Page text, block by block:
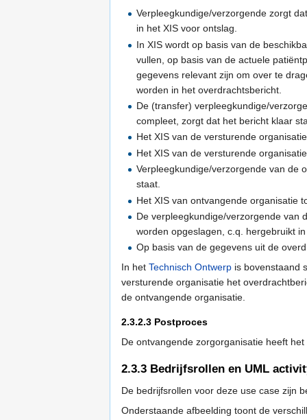
Verpleegkundige/verzorgende zorgt
in het XIS voor ontslag.
In XIS wordt op basis van de
vullen, op basis van de actuele
gegevens relevant zijn om over te
worden in het overdrachtsbericht.
De (transfer) verpleegkundige/
compleet, zorgt dat het bericht klaar
Het XIS van de versturende
Het XIS van de versturende
Verpleegkundige/verzorgende van de
staat.
Het XIS van ontvangende organisatie
De verpleegkundige/verzorgende van
worden opgeslagen, c.q. hergebruikt
Op basis van de gegevens uit de
In het Technisch Ontwerp is bovenstaand
versturende organisatie het
de ontvangende organisatie.
2.3.2.3 Postproces
De ontvangende zorgorganisatie heeft
2.3.3 Bedrijfsrollen en UML
De bedrijfsrollen voor deze use case zijn
Onderstaande afbeelding toont de